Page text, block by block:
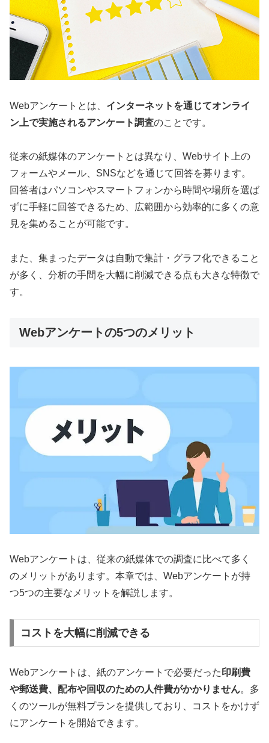
Webアンケートとは、 インターネットを通じてオンライ
ン上で実施されるアンケート調査のことです。
従来の紙媒体のアンケートとは異なり、Webサイト上の
フォームやメール、SNSなどを通じて回答を募ります。
回答者はパソコンやスマートフォンから時間や場所を選ば
ずに手軽に回答できるため、広範囲から効率的に多くの意
見を集めることが可能です。
また、集まったデータは自動で集計・グラフ化できること
が多く、分析の手間を大幅に削減できる点も大きな特徴で
す。
Webアンケートの5つのメリット
Webアンケートは、従来の紙媒体での調査に比べて多く
のメリットがあります。本章では、Webアンケートが持
つ5つの主要なメリットを解説します。
コストを大幅に削減できる
Webアンケートは、紙のアンケートで必要だった印刷費
や郵送費、配布や回収のための人件費がかかりません。多
くのツールが無料プランを提供しており、コストをかけず
にアンケートを開始できます。